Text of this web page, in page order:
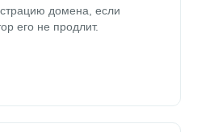
домена, если
его не продлит.